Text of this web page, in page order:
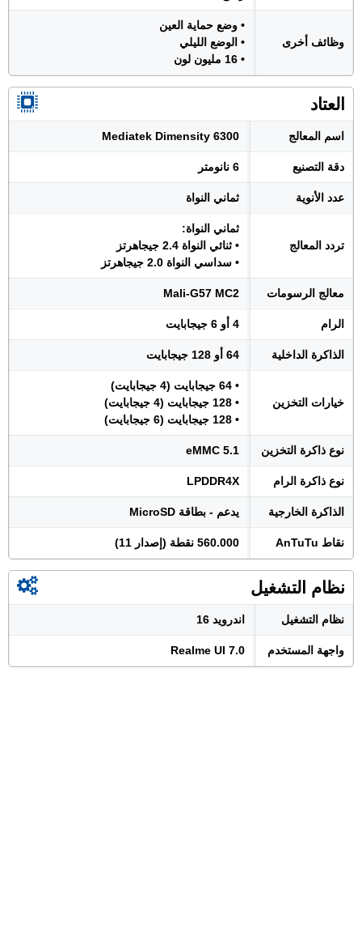
وظائف أخرى
• وضع حماية العين
• الوضع الليلي
• 16 مليون لون
العتاد
اسم المعالج Mediatek Dimensity 6300
دقة التصنيع 6 نانومتر
عدد الأنوية ثماني النواة
تردد المعالج
ثماني النواة:
• ثنائي النواة 2.4 جيجاهرتز
• سداسي النواة 2.0 جيجاهرتز
معالج الرسومات Mali-G57 MC2
الرام 4 أو 6 جيجابايت
الذاكرة الداخلية 64 أو 128 جيجابايت
خيارات التخزين
• 64 جيجابايت (4 جيجابايت)
• 128 جيجابايت (4 جيجابايت)
• 128 جيجابايت (6 جيجابايت)
نوع ذاكرة التخزين eMMC 5.1
نوع ذاكرة الرام LPDDR4X
الذاكرة الخارجية يدعم - بطاقة MicroSD
نقاط AnTuTu 560.000 نقطة (إصدار 11)
نظام التشغيل
نظام التشغيل اندرويد 16
واجهة المستخدم Realme UI 7.0